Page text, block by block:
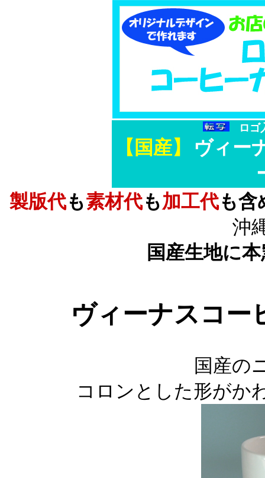
ロ
【国産】
ヴィー
製版代も素材代も加工代も含
沖
国産生地に
ヴィーナスコー
国産の
コロンとした形がか